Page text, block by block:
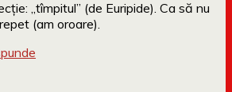
„tîmpitul” (de Euripide). Ca să nu
(am oroare).